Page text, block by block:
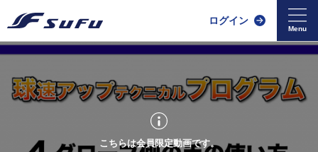
ログイン
こちらは会員限定動画です。